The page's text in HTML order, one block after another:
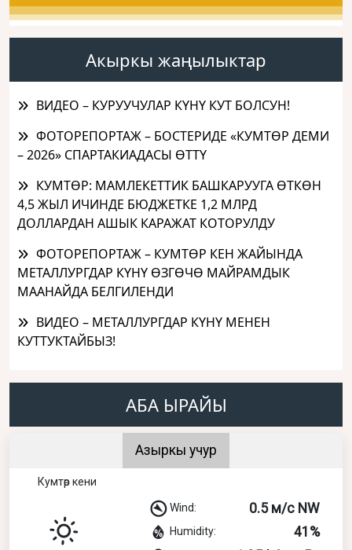
Акыркы жаңылыктар
ВИДЕО – КУРУУЧУЛАР КҮНҮ КУТ БОЛСУН!
ФОТОРЕПОРТАЖ – БОСТЕРИДЕ «КУМТӨР ДЕМИ
– 2026» СПАРТАКИАДАСЫ ӨТТҮ
КУМТӨР: МАМЛЕКЕТТИК БАШКАРУУГА ӨТКӨН
4,5 ЖЫЛ ИЧИНДЕ БЮДЖЕТКЕ 1,2 МЛРД
ДОЛЛАРДАН АШЫК КАРАЖАТ КОТОРУЛДУ
ФОТОРЕПОРТАЖ – КУМТӨР КЕН ЖАЙЫНДА
МЕТАЛЛУРГДАР КҮНҮ ӨЗГӨЧӨ МАЙРАМДЫК
МААНАЙДА БЕЛГИЛЕНДИ
ВИДЕО – МЕТАЛЛУРГДАР КҮНҮ МЕНЕН
КУТТУКТАЙБЫЗ!
АБА ЫРАЙЫ
Азыркы учур
Кумтөр кени
Wind: 0.5 м/с NW
Humidity: 41%